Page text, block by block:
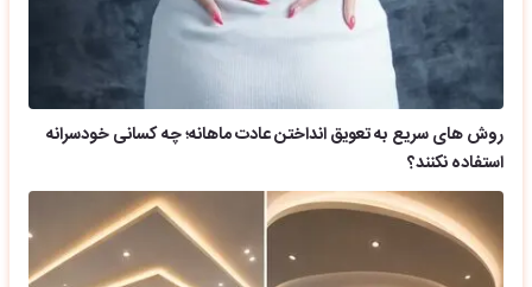
روش های سریع به تعویق انداختن عادت ماهانه؛ چه کسانی خودسرانه
استفاده نکنند؟